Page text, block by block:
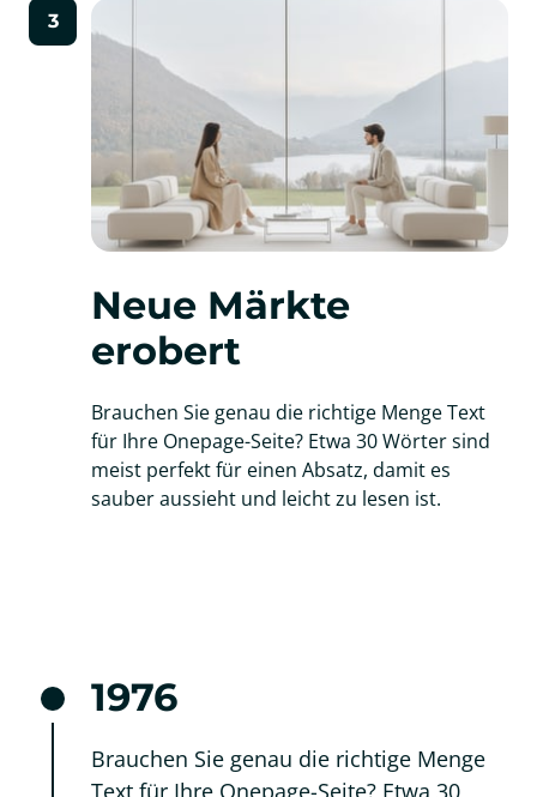
3
Neue Märkte
erobert
Brauchen Sie genau die richtige Menge Text
für Ihre Onepage-Seite? Etwa 30 Wörter sind
meist perfekt für einen Absatz, damit es
sauber aussieht und leicht zu lesen ist.
1976
Brauchen Sie genau die richtige Menge